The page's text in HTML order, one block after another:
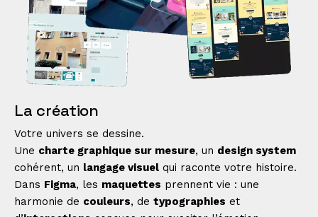
La création
Votre univers se dessine.
Une charte graphique sur mesure, un design system
cohérent, un langage visuel qui raconte votre histoire.
Dans Figma, les maquettes prennent vie : une
harmonie de couleurs, de typographies et